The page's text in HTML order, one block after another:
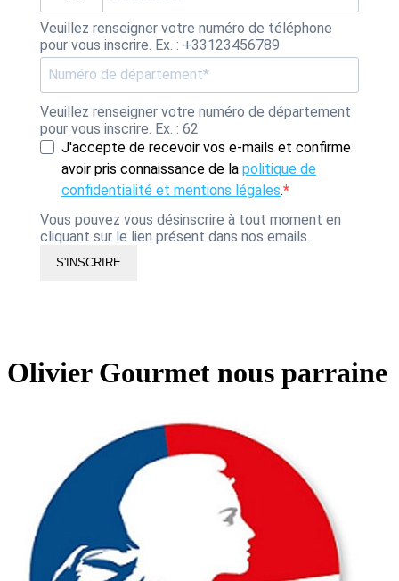
Veuillez renseigner votre numéro de téléphone
pour vous inscrire. Ex. : +33123456789
Veuillez renseigner votre numéro de département
pour vous inscrire. Ex. : 62
J'accepte de recevoir vos e-mails et confirme
avoir pris connaissance de la politique de
confidentialité et mentions légales.
Vous pouvez vous désinscrire à tout moment en
cliquant sur le lien présent dans nos emails.
S'INSCRIRE
Olivier Gourmet nous parraine